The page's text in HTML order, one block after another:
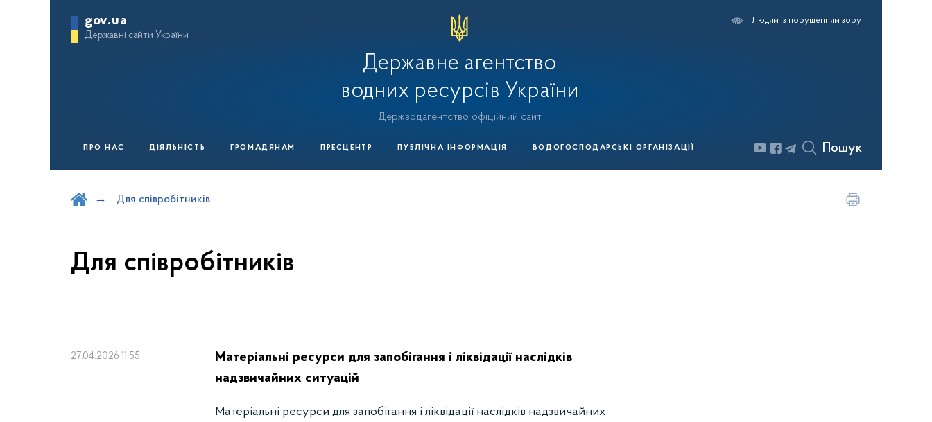
gov.ua
Державні сайти України
Державне агентство
водних ресурсів України
Держводагентство офіційний сайт
Людям із порушенням зору
ПРО НАС ДІЯЛЬНІСТЬ ГРОМАДЯНАМ ПРЕСЦЕНТР ПУБЛІЧНА ІНФОРМАЦІЯ ВОДОГОСПОДАРСЬКІ ОРГАНІЗАЦІЇ Пошук
Для співробітників
Для співробітників
27.04.2026 11:55
Матеріальні ресурси для запобігання і ліквідації наслідків
надзвичайних ситуацій
Матеріальні ресурси для запобігання і ліквідації наслідків надзвичайних